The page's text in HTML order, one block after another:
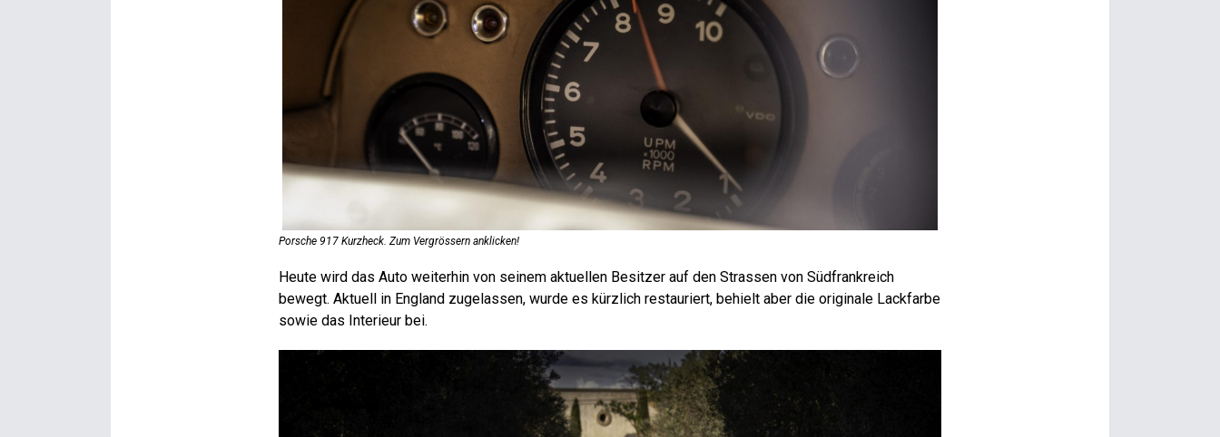
Porsche 917 Kurzheck. Zum Vergrössern anklicken!
Heute wird das Auto weiterhin von seinem aktuellen Besitzer auf den Strassen von Südfrankreich
bewegt. Aktuell in England zugelassen, wurde es kürzlich restauriert, behielt aber die originale Lackfarbe
sowie das Interieur bei.